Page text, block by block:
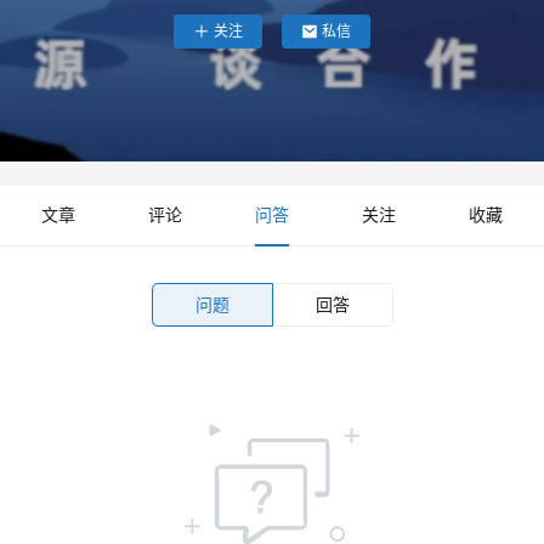
关注 私信
文章 评论 问答 关注 收藏
问题 回答